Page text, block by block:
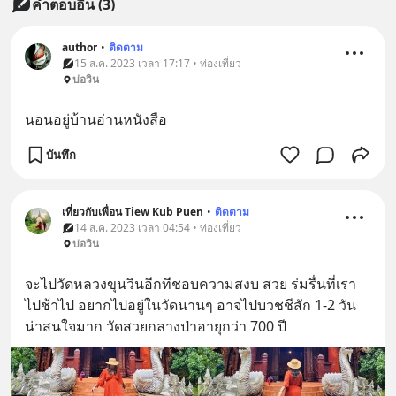
คำตอบอื่น(3)
author • ติดตาม
15 ส.ค. 2023 เวลา 17:17 • ท่องเที่ยว
บ่อวิน
นอนอยู่บ้านอ่านหนังสือ
บันทึก
เที่ยวกับเพื่อน Tiew Kub Puen • ติดตาม
14 ส.ค. 2023 เวลา 04:54 • ท่องเที่ยว
บ่อวิน
จะไปวัดหลวงขุนวินอีกทีชอบความสงบ สวย ร่มรื่นที่เรา
ไปช้าไป อยากไปอยู่ในวัดนานๆ อาจไปบวชชีสัก 1-2 วัน
น่าสนใจมาก วัดสวยกลางป่าอายุกว่า 700 ปี